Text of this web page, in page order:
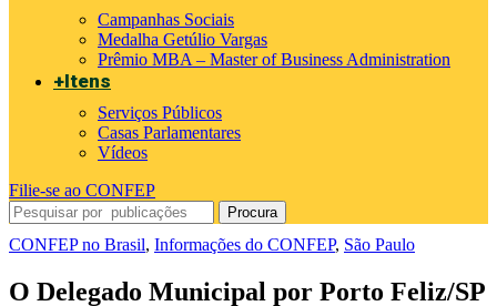
Campanhas Sociais
Medalha Getúlio Vargas
Prêmio MBA – Master of Business Administration
+Itens
Serviços Públicos
Casas Parlamentares
Vídeos
Filie-se ao CONFEP
Procura
CONFEP no Brasil, Informações do CONFEP, São Paulo
O Delegado Municipal por Porto Feliz/SP